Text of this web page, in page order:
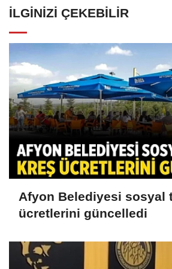
İLGINIZI ÇEKEBILIR
Afyon Belediyesi sosyal
ücretlerini güncelledi